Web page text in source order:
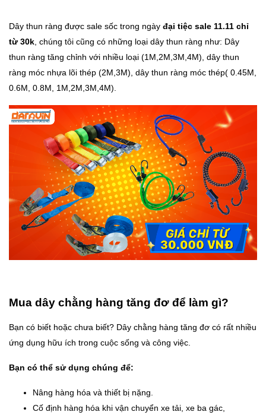
Dây thun ràng được sale sốc trong ngày đại tiệc sale 11.11 chỉ
từ 30k , chúng tôi cũng có những loại dây thun ràng như: Dây
thun ràng tăng chỉnh với nhiều loại (1M,2M,3M,4M), dây thun
ràng móc nhựa lõi thép (2M,3M), dây thun ràng móc thép( 0.45M,
0.6M, 0.8M, 1M,2M,3M,4M).
Mua dây chằng hàng tăng đơ để làm gì?
Bạn có biết hoặc chưa biết? Dây chằng hàng tăng đơ có rất nhiều
ứng dụng hữu ích trong cuộc sống và công việc.
Bạn có thể sử dụng chúng để:
Nâng hàng hóa và thiết bị nặng.
Cố định hàng hóa khi vận chuyển xe tải, xe ba gác,